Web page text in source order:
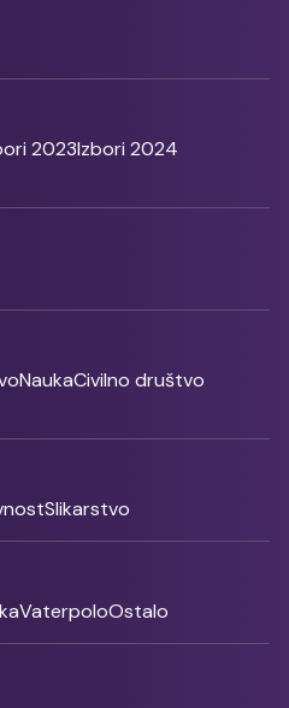
2023Izbori 2024
NaukaCivilno društvo
Slikarstvo
VaterpoloOstalo